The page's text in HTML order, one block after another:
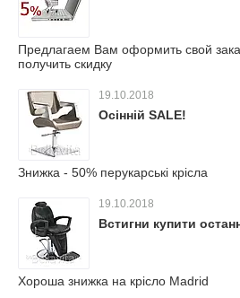
Предлагаем Вам оформить свой
получить скидку
19.10.2018
Осінній SALE!
Знижка - 50% перукарські крісла
19.10.2018
Встигни купити
Хороша знижка на крісло Madrid